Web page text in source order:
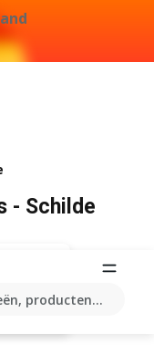
producten...
- Schilde